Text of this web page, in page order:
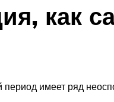
как
период имеет ряд